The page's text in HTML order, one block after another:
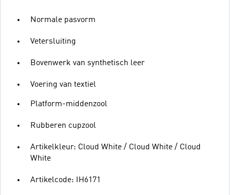
Normale pasvorm
Vetersluiting
Bovenwerk van synthetisch leer
Voering van textiel
Platform-middenzool
Rubberen cupzool
Artikelkleur: Cloud White / Cloud White / Cloud
White
Artikelcode: IH6171